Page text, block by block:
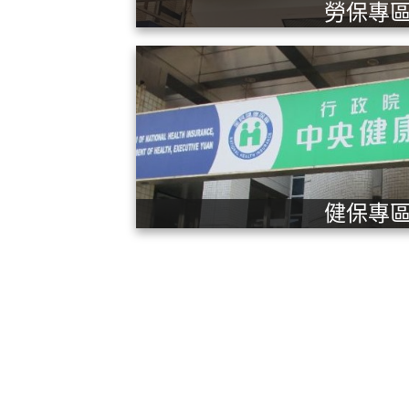
勞保專
健保專